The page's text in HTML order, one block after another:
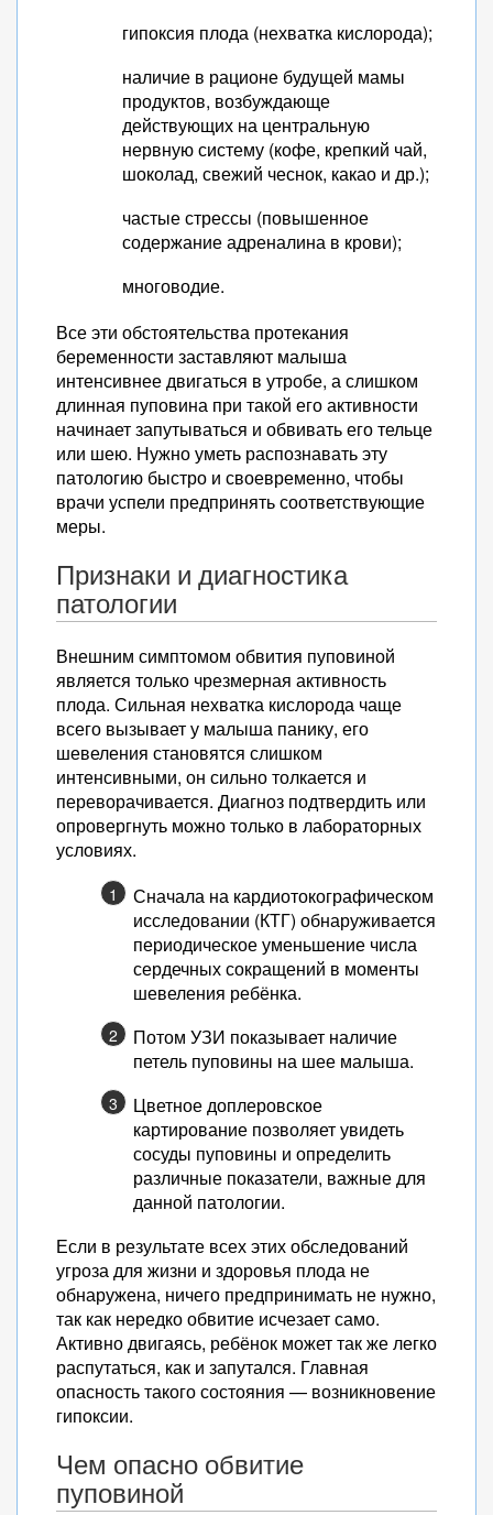
гипоксия плода (нехватка кислорода);
наличие в рационе будущей мамы
продуктов, возбуждающе
действующих на центральную
нервную систему (кофе, крепкий чай,
шоколад, свежий чеснок, какао и др.);
частые стрессы (повышенное
содержание адреналина в крови);
многоводие.
Все эти обстоятельства протекания
беременности заставляют малыша
интенсивнее двигаться в утробе, а слишком
длинная пуповина при такой его активности
начинает запутываться и обвивать его тельце
или шею. Нужно уметь распознавать эту
патологию быстро и своевременно, чтобы
врачи успели предпринять соответствующие
меры.
Признаки и диагностика
патологии
Внешним симптомом обвития пуповиной
является только чрезмерная активность
плода. Сильная нехватка кислорода чаще
всего вызывает у малыша панику, его
шевеления становятся слишком
интенсивными, он сильно толкается и
переворачивается. Диагноз подтвердить или
опровергнуть можно только в лабораторных
условиях.
Сначала на кардиотокографическом
исследовании (КТГ) обнаруживается
периодическое уменьшение числа
сердечных сокращений в моменты
шевеления ребёнка.
Потом УЗИ показывает наличие
петель пуповины на шее малыша.
Цветное доплеровское
картирование позволяет увидеть
сосуды пуповины и определить
различные показатели, важные для
данной патологии.
Если в результате всех этих обследований
угроза для жизни и здоровья плода не
обнаружена, ничего предпринимать не нужно,
так как нередко обвитие исчезает само.
Активно двигаясь, ребёнок может так же легко
распутаться, как и запутался. Главная
опасность такого состояния — возникновение
гипоксии.
Чем опасно обвитие
пуповиной